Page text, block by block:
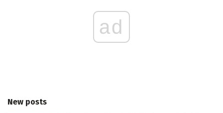
ad
New posts